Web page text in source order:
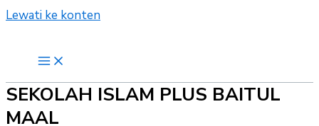
Lewati ke konten
SEKOLAH ISLAM PLUS BAITUL
MAAL